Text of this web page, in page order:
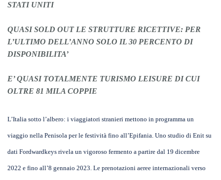
STATI UNITI
QUASI SOLD OUT LE STRUTTURE RICETTIVE: PER
L’ULTIMO DELL’ANNO SOLO IL 30 PERCENTO DI
DISPONIBILITA’
E’ QUASI TOTALMENTE TURISMO LEISURE DI CUI
OLTRE 81 MILA COPPIE
L’Italia sotto l’albero: i viaggiatori stranieri mettono in programma un
viaggio nella Penisola per le festività fino all’Epifania. Uno studio di Enit su
dati Fordwardkeys rivela un vigoroso fermento a partire dal 19 dicembre
2022 e fino all’8 gennaio 2023. Le prenotazioni aeree internazionali verso